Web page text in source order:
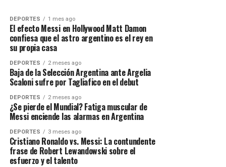
DEPORTES 1 mes ago
El efecto Messi en Hollywood Matt Damon
confiesa que el astro argentino es el rey en
su propia casa
DEPORTES 2 meses ago
Baja de la Selección Argentina ante Argelia
Scaloni sufre por Tagliafico en el debut
DEPORTES 2 meses ago
¿Se pierde el Mundial? Fatiga muscular de
Messi enciende las alarmas en Argentina
DEPORTES 3 meses ago
Cristiano Ronaldo vs. Messi: La contundente
frase de Robert Lewandowski sobre el
esfuerzo y el talento